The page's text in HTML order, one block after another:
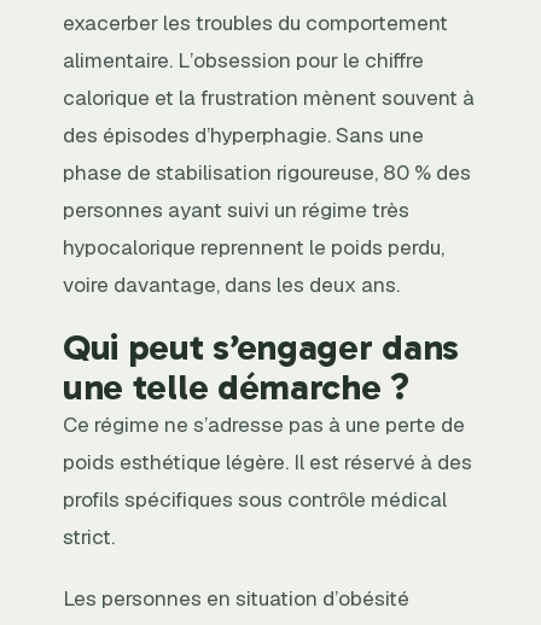
exacerber les troubles du comportement
alimentaire. L’obsession pour le chiffre
calorique et la frustration mènent souvent à
des épisodes d’hyperphagie. Sans une
phase de stabilisation rigoureuse, 80 % des
personnes ayant suivi un régime très
hypocalorique reprennent le poids perdu,
voire davantage, dans les deux ans.
Qui peut s’engager dans
une telle démarche ?
Ce régime ne s’adresse pas à une perte de
poids esthétique légère. Il est réservé à des
profils spécifiques sous contrôle médical
strict.
Les personnes en situation d’obésité